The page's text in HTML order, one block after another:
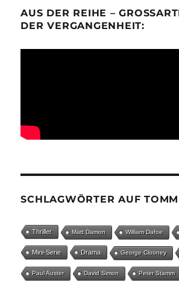
AUS DER REIHE –
ER VERGANGENHEIT:
SCHLAGWÖRTER AUF
Thriller Matt Damon William Dafoe
Mini-Serie Drama George Clooney
Paul Auster David Simon Peter Stamm